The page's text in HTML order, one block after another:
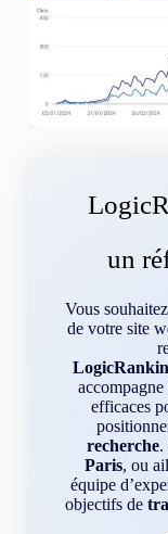
un
Vous
de votre site
efficaces
recherche.
Paris, ou
équipe
objectifs de